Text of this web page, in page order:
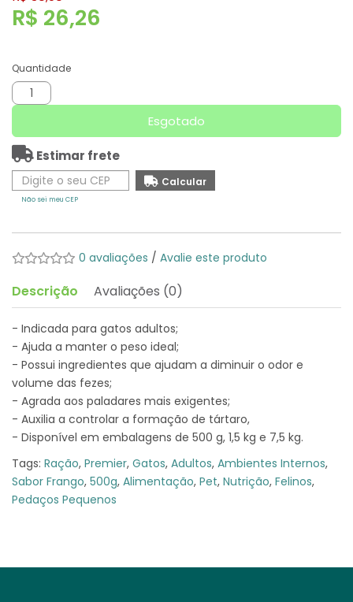
R$ 26,26
Quantidade
Esgotado
Estimar frete
Não sei meu CEP
0 avaliações / Avalie este produto
Descrição Avaliações (0)
- Indicada para gatos adultos;
- Ajuda a manter o peso ideal;
- Possui ingredientes que ajudam a diminuir o odor e
volume das fezes;
- Agrada aos paladares mais exigentes;
- Auxilia a controlar a formação de tártaro,
- Disponível em embalagens de 500 g, 1,5 kg e 7,5 kg.
Tags: Ração, Premier, Gatos, Adultos, Ambientes Internos,
Sabor Frango, 500g, Alimentação, Pet, Nutrição, Felinos,
Pedaços Pequenos